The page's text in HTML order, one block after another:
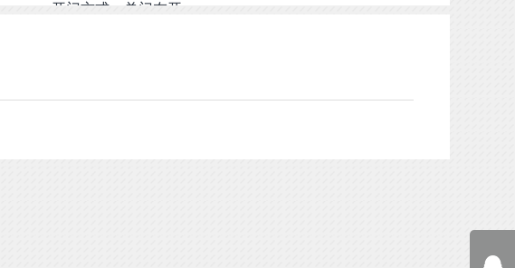
开门方式：单门左开
机器重量：460KG